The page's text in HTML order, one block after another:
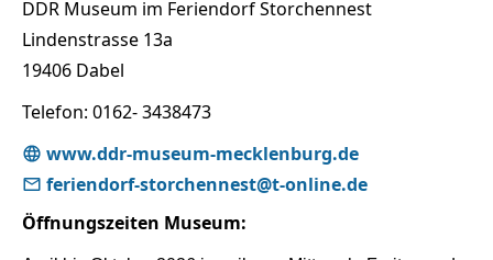
DDR Museum im Feriendorf Storchennest
Lindenstrasse 13a
19406 Dabel
Telefon: 0162- 3438473
www.ddr-museum-mecklenburg.de
feriendorf-storchennest@t-online.de
Öffnungszeiten Museum: